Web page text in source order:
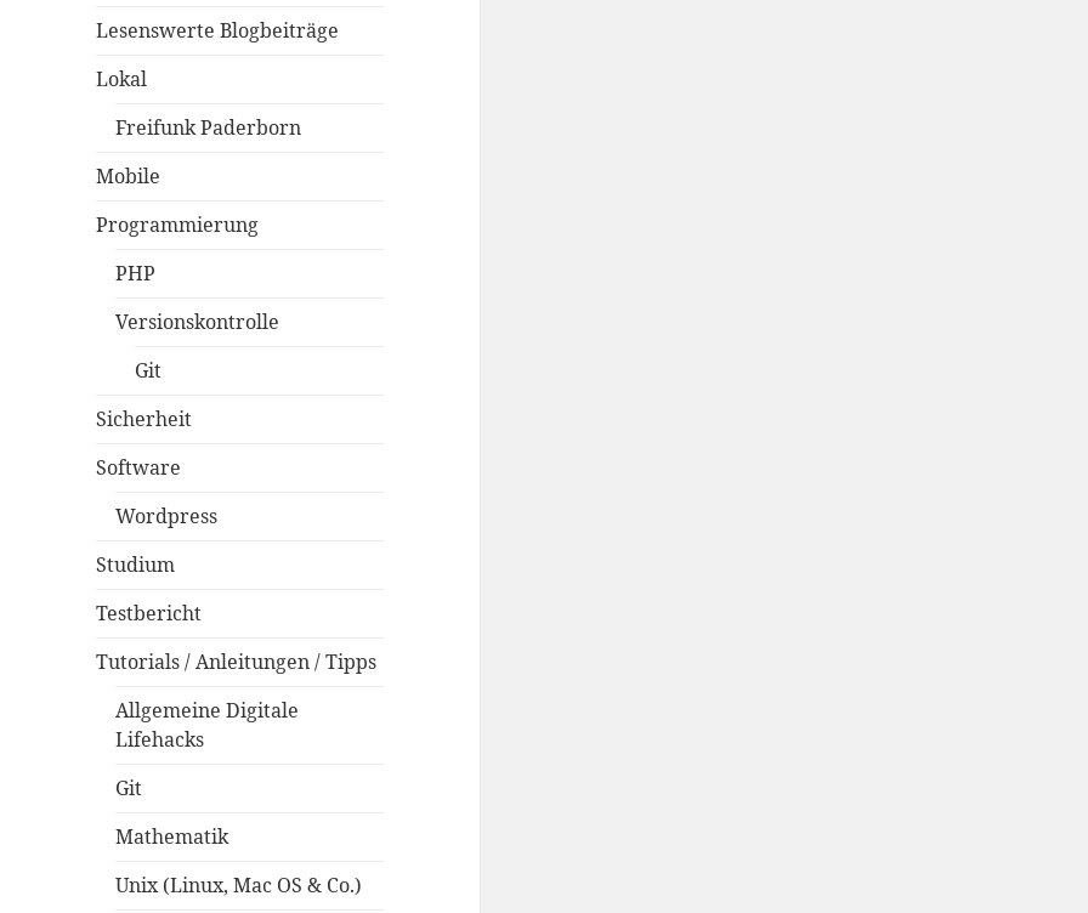
Lesenswerte Blogbeiträge
Lokal
Freifunk Paderborn
Mobile
Programmierung
PHP
Versionskontrolle
Git
Sicherheit
Software
Wordpress
Studium
Testbericht
Tutorials / Anleitungen / Tipps
Allgemeine Digitale
Lifehacks
Git
Mathematik
Unix (Linux, Mac OS & Co.)